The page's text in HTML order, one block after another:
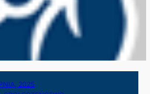
2025